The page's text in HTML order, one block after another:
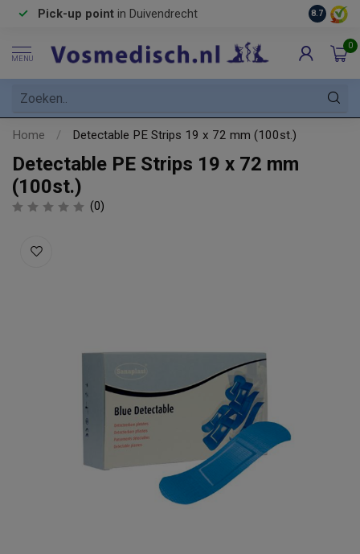
Pick-up point in Duivendrecht 8.7
MENU
0
Home / Detectable PE Strips 19 x 72 mm (100st.)
Detectable PE Strips 19 x 72 mm
(100st.)
(0)